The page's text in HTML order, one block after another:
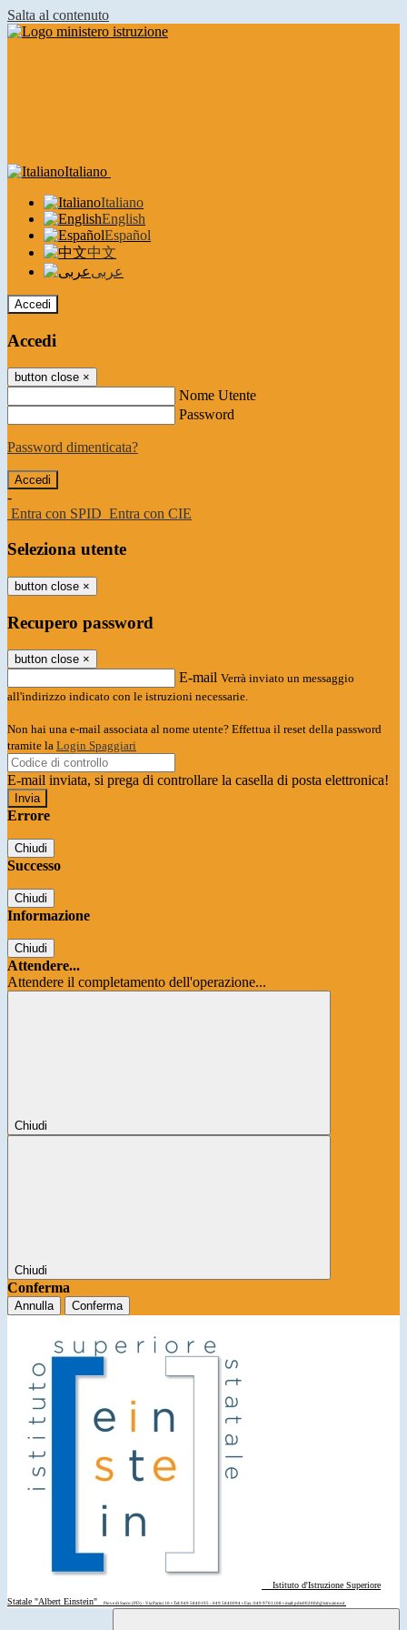
Salta al contenuto
Italiano
Italiano
English
Español
中文
عربى
Accedi
Accedi
button close ×
Nome Utente
Password
Password dimenticata?
-
Entra con SPID Entra con CIE
Seleziona utente
button close ×
Recupero password
button close ×
E-mail Verrà inviato un messaggio
all'indirizzo indicato con le istruzioni necessarie.
Non hai una e-mail associata al nome utente? Effettua il reset della password
tramite la Login Spaggiari
E-mail inviata, si prega di controllare la casella di posta elettronica!
Errore
Chiudi
Successo
Chiudi
Informazione
Chiudi
Attendere...
Attendere il completamento dell'operazione...
Chiudi
Chiudi
Conferma
Annulla Conferma
Istituto d'Istruzione Superiore
Statale "Albert Einstein"
Piove di Sacco (PD) - Via Parini 10 • Tel: 049 5840195 - 049 5840094 • Fax: 049 9701108 • mail: pdis00200d@istruzione.it